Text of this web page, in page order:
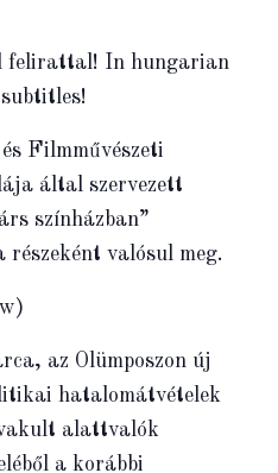
felirattal! In hungarian
Filmművészeti
által szervezett
színházban”
részeként valósul meg.
az Olümposzon új
hatalomátvételek
alattvalók
a korábbi